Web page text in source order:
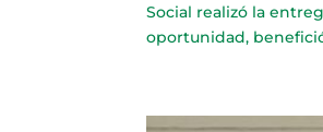
Social realizó la
oportunidad,